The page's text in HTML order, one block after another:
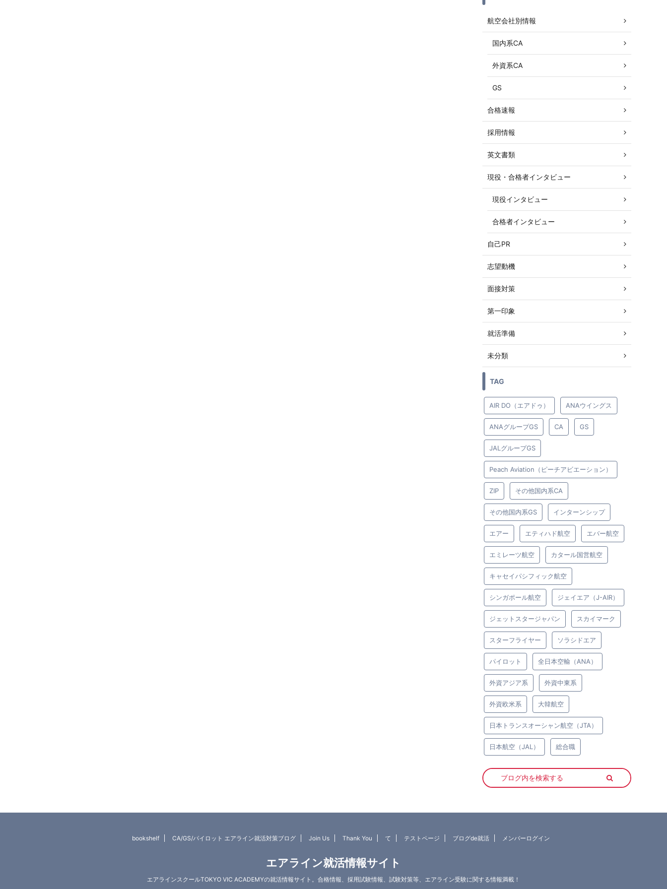
航空会社別情報
国内系CA
外資系CA
GS
合格速報
採用情報
英文書類
現役・合格者インタビュー
現役インタビュー
合格者インタビュー
自己PR
志望動機
面接対策
第一印象
就活準備
未分類
TAG
AIR DO（エアドゥ） ANAウイングス
ANAグループGS CA GS
JALグループGS
Peach Aviation（ピーチアビエーション）
ZIP その他国内系CA
その他国内系GS インターンシップ
エアー エティハド航空 エバー航空
エミレーツ航空 カタール国営航空
キャセイパシフィック航空
シンガポール航空 ジェイエア（J-AIR）
ジェットスタージャパン スカイマーク
スターフライヤー ソラシドエア
パイロット 全日本空輸（ANA）
外資アジア系 外資中東系
外資欧米系 大韓航空
日本トランスオーシャン航空（JTA）
日本航空（JAL） 総合職
bookshelf CA/GS/パイロット エアライン就活対策ブログ Join Us Thank You て テストページ ブログde就活 メンバーログイン
エアライン就活情報サイト
エアラインスクールTOKYO VIC ACADEMYの就活情報サイト。合格情報、採用試験情報、試験対策等、エアライン受験に関する情報満載！